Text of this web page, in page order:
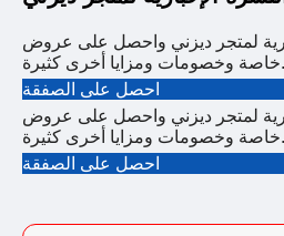
لمتجر ديزني واحصل على عروض
خاصة وخصومات ومزايا أخرى كثيرة.
احصل على الصفقة
لمتجر ديزني واحصل على عروض
خاصة وخصومات ومزايا أخرى كثيرة.
احصل على الصفقة